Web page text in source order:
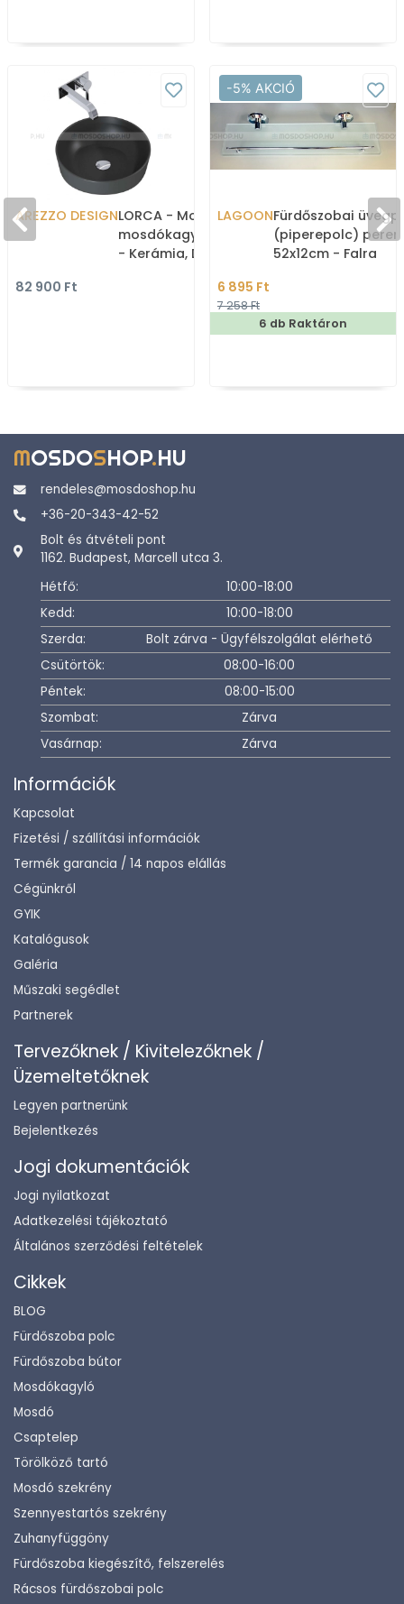
AREZZO DESIGNLORCA - Mosdó,
mosdókagyló, mosdótál
- Kerámia, D41,5cm,
Pultra, bútorra ültethető
82 900 Ft
-5% AKCIÓ
LAGOONFürdőszobai
(piperepolc)
52x12cm - Falra
6 895 Ft
7 258 Ft
6 db Raktáron
MOSDOSHOP.HU
rendeles@mosdoshop.hu
+36-20-343-42-52
Bolt és átvételi pont
1162. Budapest, Marcell utca 3.
Hétfő:
10:00-18:00
Kedd:
10:00-18:00
Szerda:
Bolt zárva - Ügyfélszolgálat elérhető
Csütörtök:
08:00-16:00
Péntek:
08:00-15:00
Szombat:
Zárva
Vasárnap:
Zárva
Információk
Kapcsolat
Fizetési / szállítási információk
Termék garancia / 14 napos elállás
Cégünkről
GYIK
Katalógusok
Galéria
Műszaki segédlet
Partnerek
Tervezőknek / Kivitelezőknek /
Üzemeltetőknek
Legyen partnerünk
Bejelentkezés
Jogi dokumentációk
Jogi nyilatkozat
Adatkezelési tájékoztató
Általános szerződési feltételek
Cikkek
BLOG
Fürdőszoba polc
Fürdőszoba bútor
Mosdókagyló
Mosdó
Csaptelep
Törölköző tartó
Mosdó szekrény
Szennyestartós szekrény
Zuhanyfüggöny
Fürdőszoba kiegészítő, felszerelés
Rácsos fürdőszobai polc